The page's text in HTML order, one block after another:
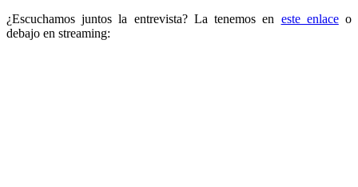
¿Escuchamos juntos la entrevista? La tenemos en este enlaceo
debajo en streaming: